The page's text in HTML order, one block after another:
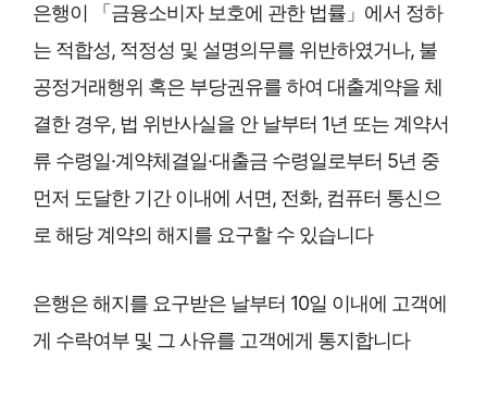
은행이 「금융소비자 보호에 관한 법률」에서 정하
는 적합성, 적정성 및 설명의무를 위반하였거나, 불
공정거래행위 혹은 부당권유를 하여 대출계약을 체
결한 경우, 법 위반사실을 안 날부터 1년 또는 계약서
류 수령일·계약체결일·대출금 수령일로부터 5년 중
먼저 도달한 기간 이내에 서면, 전화, 컴퓨터 통신으
로 해당 계약의 해지를 요구할 수 있습니다
은행은 해지를 요구받은 날부터 10일 이내에 고객에
게 수락여부 및 그 사유를 고객에게 통지합니다